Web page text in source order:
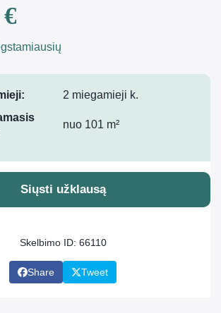
2 miegamieji k.
nuo 101 m²
Siųsti užklausą
Skelbimo ID: 66110
Share Tweet